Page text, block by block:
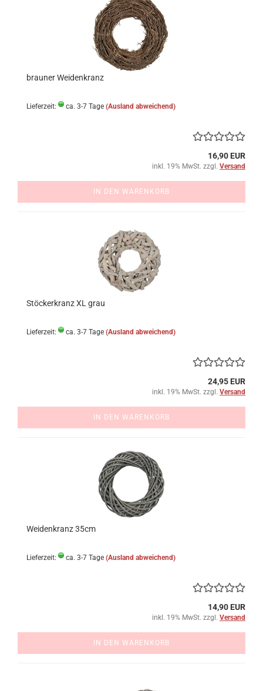
brauner Weidenkranz
Lieferzeit: ca. 3-7 Tage (Ausland abweichend)
16,90 EUR
inkl. 19% MwSt. zzgl. Versand
IN DEN WARENKORB
Stöckerkranz XL grau
Lieferzeit: ca. 3-7 Tage (Ausland abweichend)
24,95 EUR
inkl. 19% MwSt. zzgl. Versand
IN DEN WARENKORB
Weidenkranz 35cm
Lieferzeit: ca. 3-7 Tage (Ausland abweichend)
14,90 EUR
inkl. 19% MwSt. zzgl. Versand
IN DEN WARENKORB